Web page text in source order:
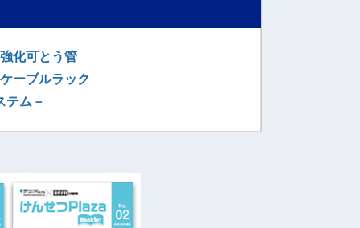
強化可とう管
ケーブルラック
テム－